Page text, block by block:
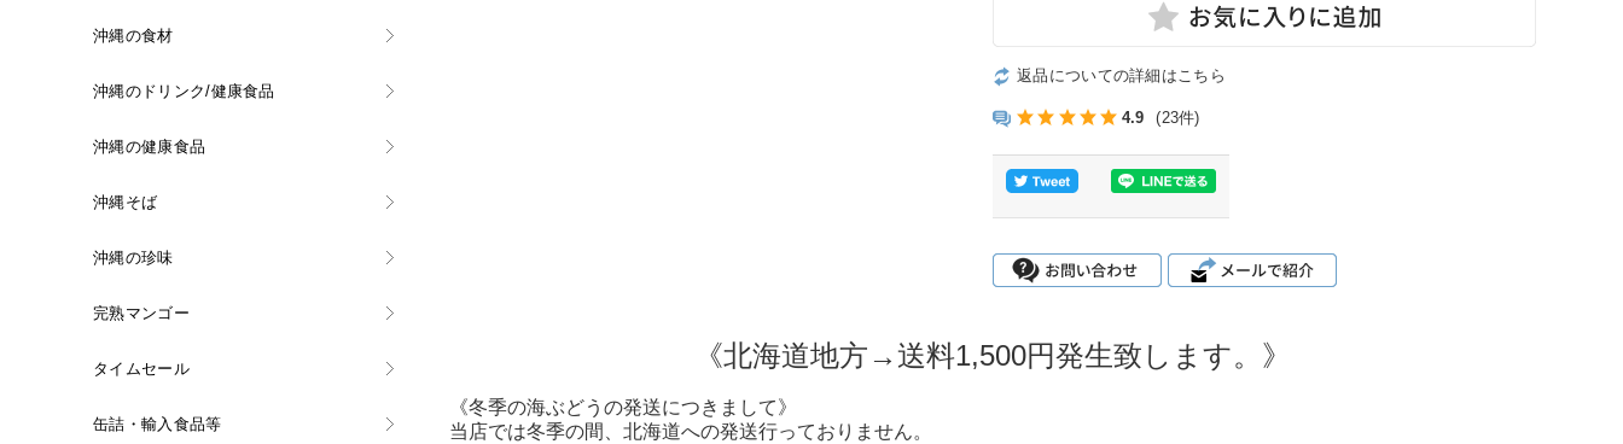
返品についての詳細はこちら
4.9 (23件)
《北海道地方→送料1,500円発生致します。》
《冬季の海ぶどうの発送につきまして》
当店では冬季の間、北海道への発送行っておりません。
沖縄の食材
沖縄のドリンク/健康食品
沖縄の健康食品
沖縄そば
沖縄の珍味
完熟マンゴー
タイムセール
缶詰・輸入食品等